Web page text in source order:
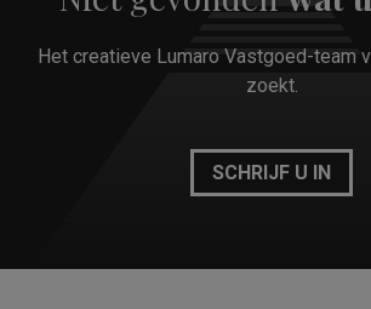
Het creatieve Lumaro Vastgoed-team
zoekt.
SCHRIJF U IN